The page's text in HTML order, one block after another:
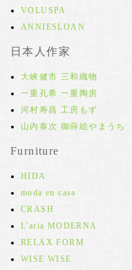
VOLUSPA
ANNIESLOAN
日本人作家
大峡健市 三和織物
一重孔希 一重陶房
河村寿昌 工房もず
山内泰次 御蒔絵やまうち
Furniture
HIDA
moda en casa
CRASH
L'aria MODERNA
RELAX FORM
WISE WISE